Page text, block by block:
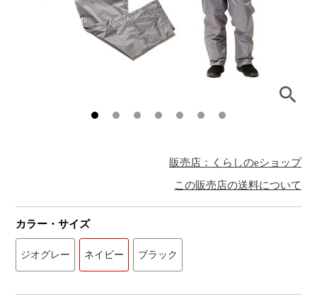
販売店：くらしのeショップ
この販売店の送料について
カラー・サイズ
ジオグレー ネイビー ブラック